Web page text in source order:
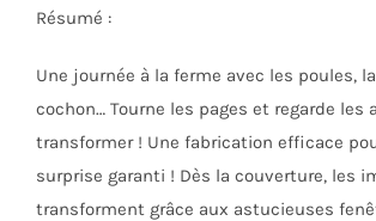
Résumé :
Une journée à la ferme avec les poules,
cochon… Tourne les pages et regarde les
transformer ! Une fabrication efficace
surprise garanti ! Dès la couverture, les
transforment grâce aux astucieuses